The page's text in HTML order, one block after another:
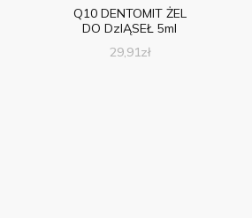
Q10 DENTOMIT ŻEL
DO DzIĄSEŁ 5ml
29,91zł